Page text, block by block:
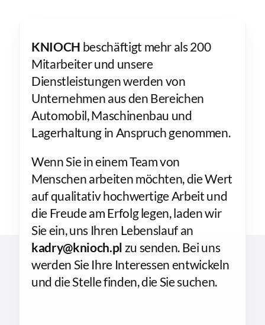
KNIOCH beschäftigt mehr als 200
Mitarbeiter und unsere
Dienstleistungen werden von
Unternehmen aus den Bereichen
Automobil, Maschinenbau und
Lagerhaltung in Anspruch genommen.
Wenn Sie in einem Team von
Menschen arbeiten möchten, die Wert
auf qualitativ hochwertige Arbeit und
die Freude am Erfolg legen, laden wir
Sie ein, uns Ihren Lebenslauf an
kadry@knioch.pl zu senden. Bei uns
werden Sie Ihre Interessen entwickeln
und die Stelle finden, die Sie suchen.